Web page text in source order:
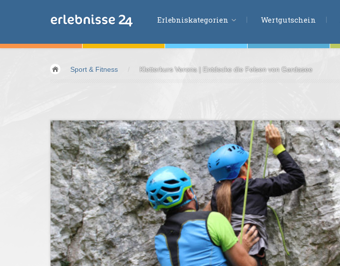
Erlebniskategorien
Fliegen &Gleiten
Sport &Fitness
Essen &Trinken
Wellness &Gesundheit
Wasser &Wind
Lifestyle &Phantasie
Kids &Family
Übernachtungen
Wertgutschein
Sport & Fitness / Kletterkurs Verona | Entdecke die Felsen von Gardasee